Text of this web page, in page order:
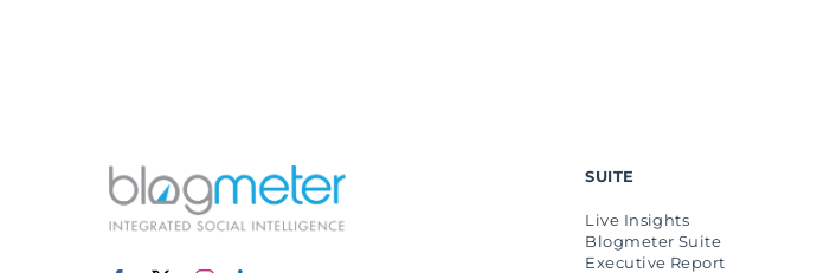
SUITE
Live Insights
Blogmeter Suite
Executive Report